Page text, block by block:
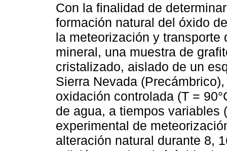
Con la finalidad de
formación natural del óxido
la meteorización y transporte
mineral, una muestra de
cristalizado, aislado de un
Sierra Nevada
oxidación controlada (T =
de agua, a tiempos variables
experimental de
alteración natural durante 8,